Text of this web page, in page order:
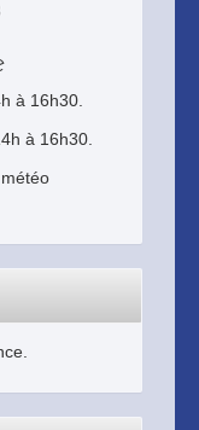
à 16h30.
à 16h30.